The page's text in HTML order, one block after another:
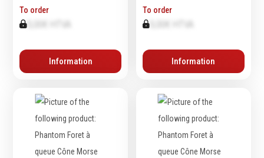
Protection des yeux
Protection des oreilles
Protection des mains
Protection intégrales
Kits antichutes
Vêtements de travail
Silicone
Protection
To order
0,00€ HTVA
Information
To order
Information